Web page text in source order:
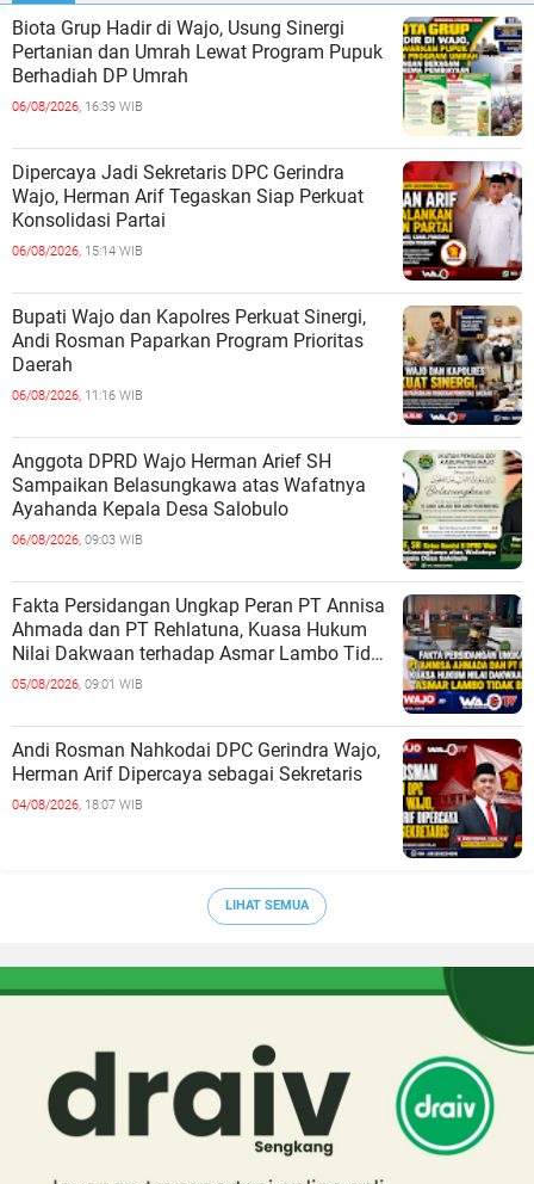
Biota Grup Hadir di Wajo, Usung Sinergi
Pertanian dan Umrah Lewat Program Pupuk
Berhadiah DP Umrah
06/08/2026, 16:39 WIB
Dipercaya Jadi Sekretaris DPC Gerindra
Wajo, Herman Arif Tegaskan Siap Perkuat
Konsolidasi Partai
06/08/2026, 15:14 WIB
Bupati Wajo dan Kapolres Perkuat Sinergi,
Andi Rosman Paparkan Program Prioritas
Daerah
06/08/2026, 11:16 WIB
Anggota DPRD Wajo Herman Arief SH
Sampaikan Belasungkawa atas Wafatnya
Ayahanda Kepala Desa Salobulo
06/08/2026, 09:03 WIB
Fakta Persidangan Ungkap Peran PT Annisa
Ahmada dan PT Rehlatuna, Kuasa Hukum
Nilai Dakwaan terhadap Asmar Lambo Tidak
Berdasar
05/08/2026, 09:01 WIB
Andi Rosman Nahkodai DPC Gerindra Wajo,
Herman Arif Dipercaya sebagai Sekretaris
04/08/2026, 18:07 WIB
LIHAT SEMUA